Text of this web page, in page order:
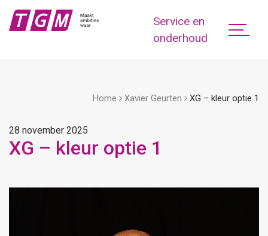
Service en
onderhoud
Home Xavier Geurten XG – kleur optie 1
28 november 2025
XG – kleur optie 1